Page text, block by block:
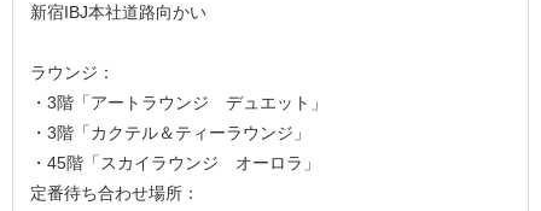
新宿IBJ本社道路向かい
ラウンジ：
・3階「アートラウンジ デュエット」
・3階「カクテル＆ティーラウンジ」
・45階「スカイラウンジ オーロラ」
定番待ち合わせ場所：